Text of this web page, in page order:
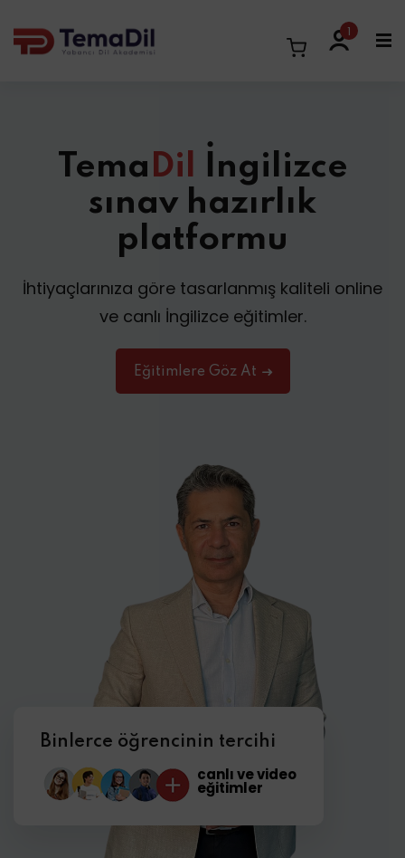
1
TemaDil İngilizce
sınav hazırlık
platformu
İhtiyaçlarınıza göre tasarlanmış kaliteli online
ve canlı İngilizce eğitimler.
Eğitimlere Göz At
Binlerce öğrencinin tercihi
canlı ve video
eğitimler